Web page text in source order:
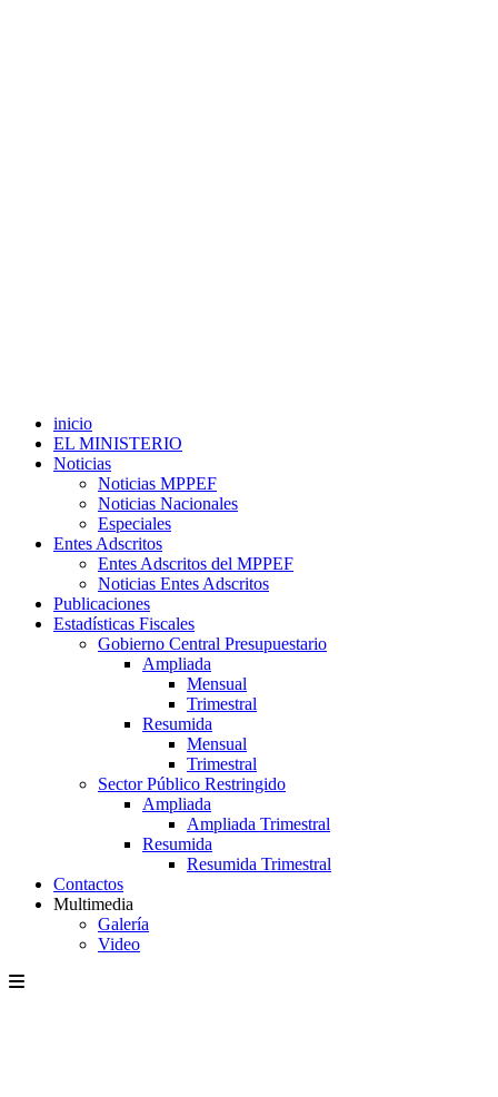
inicio
EL MINISTERIO
Noticias
Noticias MPPEF
Noticias Nacionales
Especiales
Entes Adscritos
Entes Adscritos del MPPEF
Noticias Entes Adscritos
Publicaciones
Estadísticas Fiscales
Gobierno Central Presupuestario
Ampliada
Mensual
Trimestral
Resumida
Mensual
Trimestral
Sector Público Restringido
Ampliada
Ampliada Trimestral
Resumida
Resumida Trimestral
Contactos
Multimedia
Galería
Video